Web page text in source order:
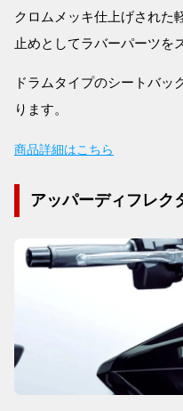
クロムメッキ仕上げされた
止めとしてラバーパーツを
ドラムタイプのシートバッ
ります。
商品詳細はこちら
アッパーディフレク